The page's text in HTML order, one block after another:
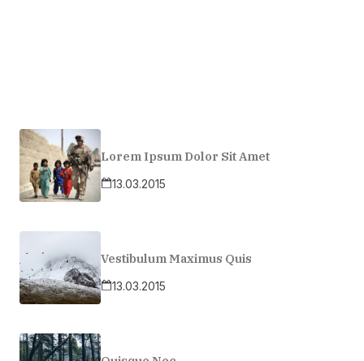
Lorem Ipsum Dolor Sit Amet
13.03.2015
Vestibulum Maximus Quis
13.03.2015